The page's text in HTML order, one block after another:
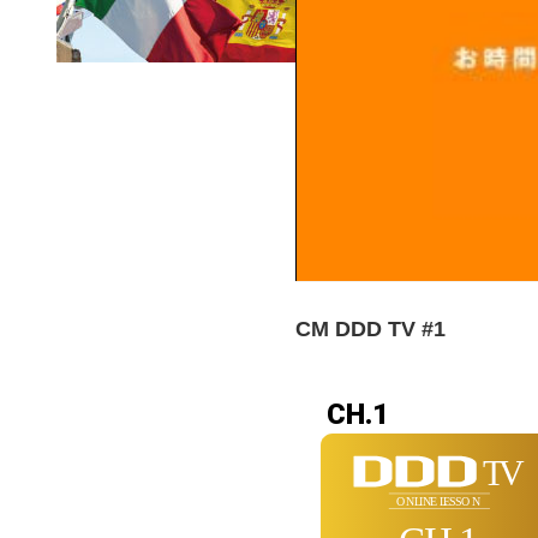
CM DDD TV #1
CH.1